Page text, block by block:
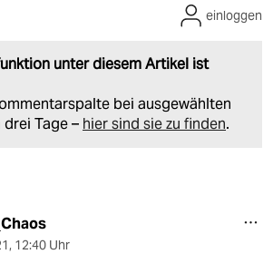
unter diesem Artikel ist
bei ausgewählten
Tage – hier sind sie zu finden.
einloggen
, 12:40 Uhr